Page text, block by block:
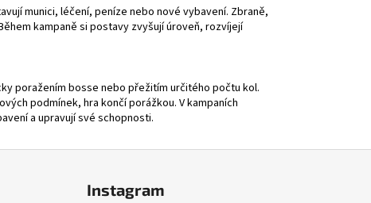
munici, léčení, peníze nebo nové vybavení. Zbraně,
kampaně si postavy zvyšují úroveň, rozvíjejí
poražením bosse nebo přežitím určitého počtu kol.
podmínek, hra končí porážkou. V kampaních
a upravují své schopnosti.
Instagram